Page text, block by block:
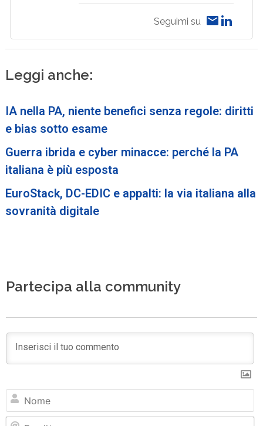
Seguimi su
Leggi anche:
IA nella PA, niente benefici senza regole: diritti
e bias sotto esame
Guerra ibrida e cyber minacce: perché la PA
italiana è più esposta
EuroStack, DC-EDIC e appalti: la via italiana alla
sovranità digitale
Partecipa alla community